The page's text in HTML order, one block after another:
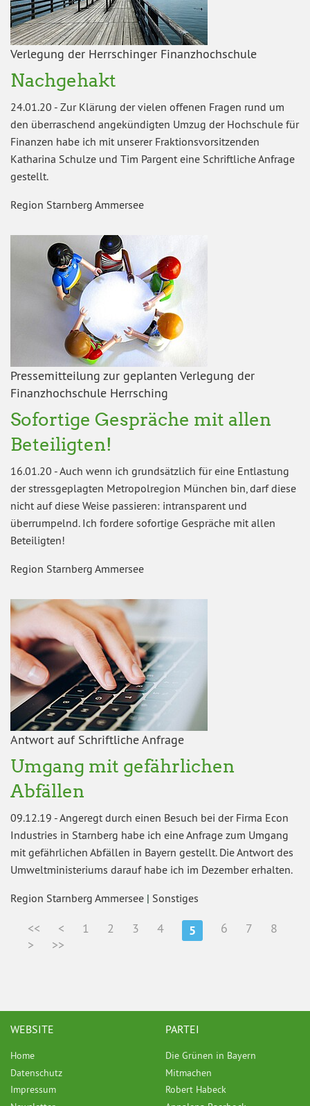
Verlegung der Herrschinger Finanzhochschule
Nachgehakt
24.01.20 - Zur Klärung der vielen offenen Fragen rund um
den überraschend angekündigten Umzug der Hochschule für
Finanzen habe ich mit unserer Fraktionsvorsitzenden
Katharina Schulze und Tim Pargent eine Schriftliche Anfrage
gestellt.
Region Starnberg Ammersee
Pressemitteilung zur geplanten Verlegung der
Finanzhochschule Herrsching
Sofortige Gespräche mit allen
Beteiligten!
16.01.20 -Auch wenn ich grundsätzlich für eine Entlastung
der stressgeplagten Metropolregion München bin, darf diese
nicht auf diese Weise passieren: intransparent und
überrumpelnd. Ich fordere sofortige Gespräche mit allen
Beteiligten!
Region Starnberg Ammersee
Antwort auf Schriftliche Anfrage
Umgang mit gefährlichen
Abfällen
09.12.19 -Angeregt durch einen Besuch bei der Firma Econ
Industries in Starnberg habe ich eine Anfrage zum Umgang
mit gefährlichen Abfällen in Bayern gestellt. Die Antwort des
Umweltministeriums darauf habe ich im Dezember erhalten.
Region Starnberg Ammersee | Sonstiges
<< < 1 2 3 4 5 6 7
8
>
>>
WEBSITE
Home
Datenschutz
Impressum
PARTEI
Die Grünen in Bayern
Mitmachen
Robert Habeck